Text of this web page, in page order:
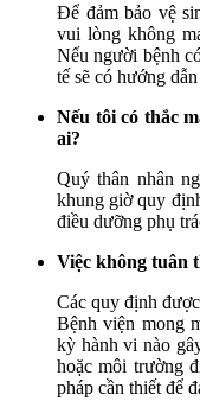
Để đảm bảo vệ
vui lòng không
Nếu người bệnh
tế sẽ có hướng
Nếu tôi có thắc
ai?
Quý thân nhân
khung giờ quy
điều dưỡng phụ
Việc không tuân
Các quy định
Bệnh viện mong
kỳ hành vi nào
hoặc môi trường
pháp cần thiết để